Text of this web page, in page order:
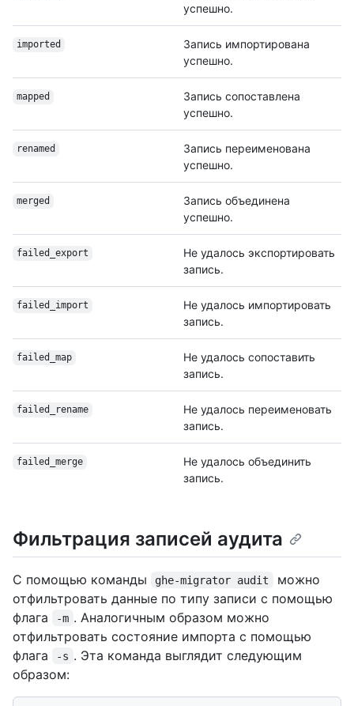
успешно.
imported
Запись импортирована
успешно.
mapped
Запись сопоставлена
успешно.
renamed
Запись переименована
успешно.
merged
Запись объединена
успешно.
failed_export
Не удалось экспортировать
запись.
failed_import
Не удалось импортировать
запись.
failed_map
Не удалось сопоставить
запись.
failed_rename
Не удалось переименовать
запись.
failed_merge
Не удалось объединить
запись.
Фильтрация записей аудита
С помощью команды ghe-migrator audit
можно
отфильтровать данные по типу записи с помощью
флага
-m . Аналогичным образом можно
отфильтровать состояние импорта с помощью
флага
-s . Эта команда выглядит следующим
образом: